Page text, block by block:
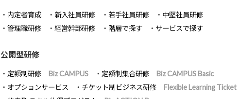
内定者育成 新入社員研修 若手社員研修
中堅社員研修
管理職研修
経営幹部研修 階層で探す サービスで探す
公開型研修
定額制研修 Biz CAMPUS 定額制集合研修
Biz CAMPUS Basic
オプションサービス
チケット制ビジネス研修
Flexible Learning Ticket